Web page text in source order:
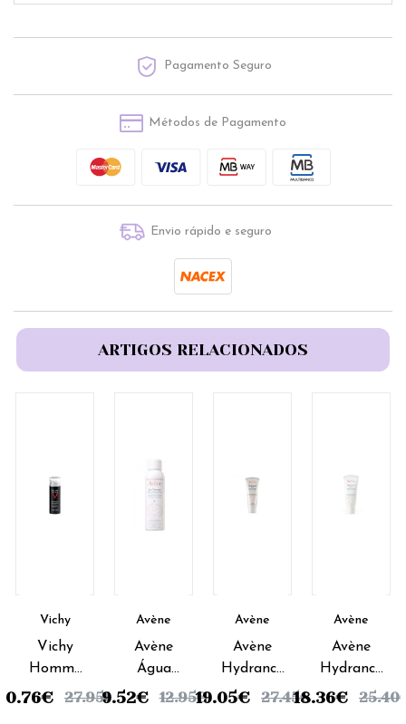
Pagamento Seguro
Métodos de Pagamento
Envio rápido e seguro
ARTIGOS RELACIONADOS
Vichy
Vichy
Homme
Hydra
€ 27.95€
Avène
Avène
Água
Termal -
9.52€ 12.95€
Avène
Avène
Hydrance
Rico - 40
19.05€ 27.45€
Avène
Avène
Hydrance
Suave -
18.36€ 25.40